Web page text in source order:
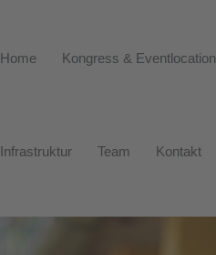
Home Kongress & Eventlocation
Infrastruktur Team Kontakt